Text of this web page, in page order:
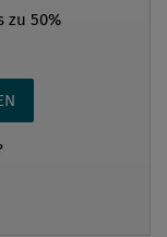
und zum
bieten. Die
zu 50%